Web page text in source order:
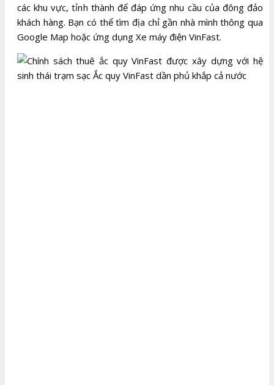
các khu vực, tỉnh thành để đáp ứng nhu cầu của đông đảo
khách hàng. Bạn có thể tìm địa chỉ gần nhà mình thông qua
Google Map hoặc ứng dụng Xe máy điện VinFast.